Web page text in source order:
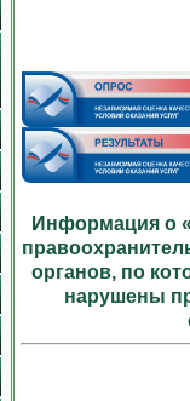
Информация о
органов, по
нарушены